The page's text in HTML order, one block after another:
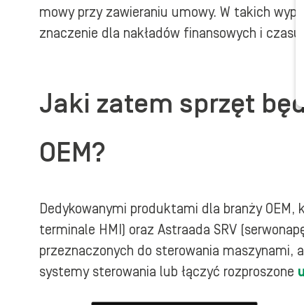
mowy przy zawieraniu umowy. W takich
znaczenie dla nakładów finansowych i
Jaki zatem sprzęt
OEM?
Dedykowanymi produktami dla branży
terminale HMI) oraz Astraada SRV
przeznaczonych do sterowania maszynami,
systemy sterowania lub łączyć rozproszone